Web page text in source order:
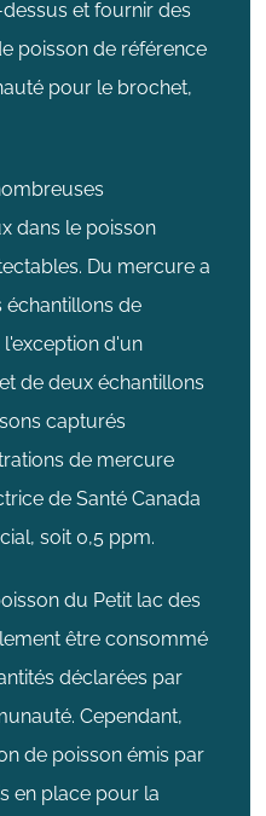
et fournir des
poisson de référence
pour le brochet,
dans le poisson
Du mercure a
échantillons de
l'exception d'un
de deux échantillons
capturés
de mercure
de Santé Canada
soit 0,5 ppm.
du Petit lac des
être consommé
déclarées par
Cependant,
de poisson émis par
en place pour la